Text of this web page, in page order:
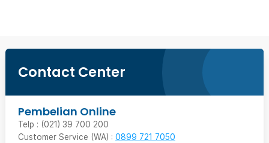
Contact Center
Pembelian Online
Telp : (021) 39 700 200
Customer Service (WA) : 0899 721 7050